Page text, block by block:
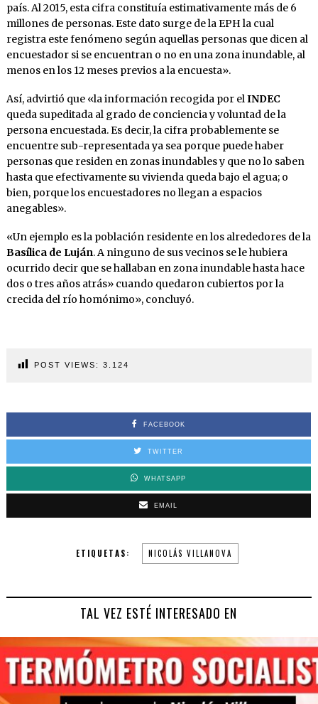
país. Al 2015, esta cifra constituía estimativamente más de 6
millones de personas. Este dato surge de la EPH la cual
registra este fenómeno según aquellas personas que dicen al
encuestador si se encuentran o no en una zona inundable, al
menos en los 12 meses previos a la encuesta».
Así, advirtió que «la información recogida por elINDEC
queda supeditada al grado de conciencia y voluntad de la
persona encuestada. Es decir, la cifra probablemente se
encuentre sub-representada ya sea porque puede haber
personas que residen en zonas inundables y que no lo saben
hasta que efectivamente su vivienda queda bajo el agua; o
bien, porque los encuestadores no llegan a espacios
anegables».
«Un ejemplo es la población residente en los alrededores de la
Basílica de Luján. A ninguno de sus vecinos se le hubiera
ocurrido decir que se hallaban en zona inundable hasta hace
dos o tres años atrás» cuando quedaron cubiertos por la
crecida del río homónimo», concluyó.
POST VIEWS: 3.124
FACEBOOK
TWITTER
WHATSAPP
EMAIL
ETIQUETAS: NICOLÁS VILLANOVA
TAL VEZ ESTÉ INTERESADO EN